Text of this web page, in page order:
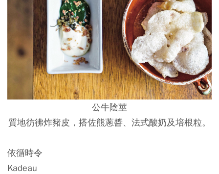
公牛陰莖
質地彷彿炸豬皮，搭佐熊蔥醬、法式酸奶及培根粒。
依循時令
Kadeau